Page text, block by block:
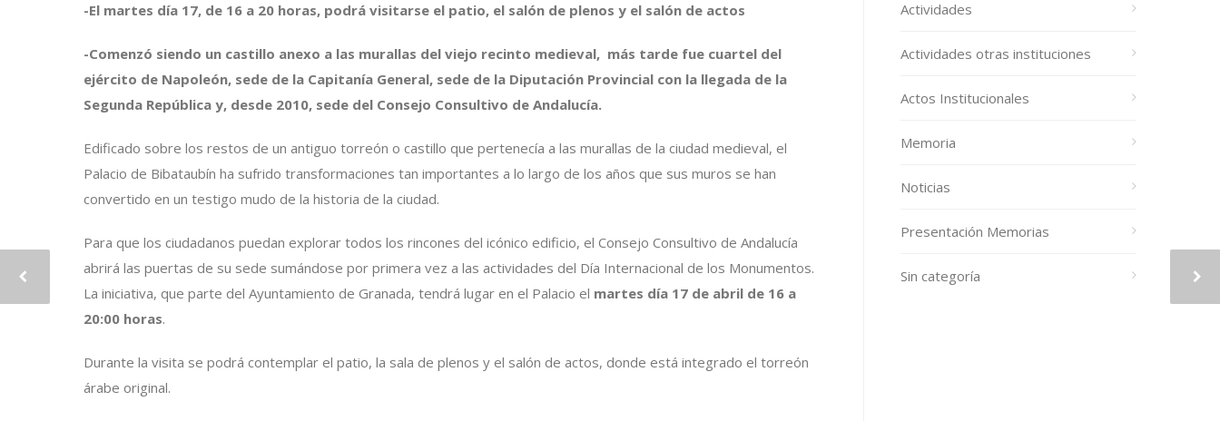
-El martes día 17, de 16 a 20 horas, podrá visitarse el patio, el salón de plenos y el salón de actos
-Comenzó siendo un castillo anexo a las murallas del viejo recinto medieval, más tarde fue cuartel del
ejército de Napoleón, sede de la Capitanía General, sede de la Diputación Provincial con la llegada de la
Segunda República y, desde 2010, sede del Consejo Consultivo de Andalucía.
Edificado sobre los restos de un antiguo torreón o castillo que pertenecía a las murallas de la ciudad medieval, el
Palacio de Bibataubín ha sufrido transformaciones tan importantes a lo largo de los años que sus muros se han
convertido en un testigo mudo de la historia de la ciudad.
Para que los ciudadanos puedan explorar todos los rincones del icónico edificio, el Consejo Consultivo de Andalucía
abrirá las puertas de su sede sumándose por primera vez a las actividades del Día Internacional de los Monumentos.
La iniciativa, que parte del Ayuntamiento de Granada, tendrá lugar en el Palacio el martes día 17 de abril de 16 a
20:00 horas.
Durante la visita se podrá contemplar el patio, la sala de plenos y el salón de actos, donde está integrado el torreón
árabe original.
Actividades
Actividades otras instituciones
Actos Institucionales
Memoria
Noticias
Presentación Memorias
Sin categoría